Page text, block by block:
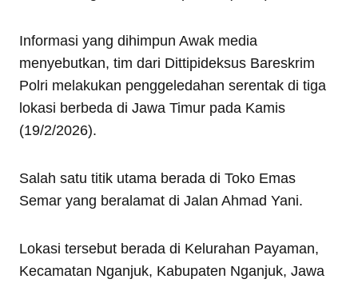
Informasi yang dihimpun Awak media
menyebutkan, tim dari Dittipideksus Bareskrim
Polri melakukan penggeledahan serentak di tiga
lokasi berbeda di Jawa Timur pada Kamis
(19/2/2026).
Salah satu titik utama berada di Toko Emas
Semar yang beralamat di Jalan Ahmad Yani.
Lokasi tersebut berada di Kelurahan Payaman,
Kecamatan Nganjuk, Kabupaten Nganjuk, Jawa